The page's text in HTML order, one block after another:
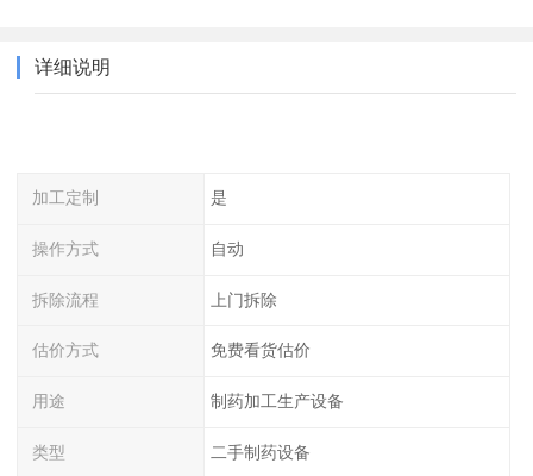
详细说明
加工定制 是
操作方式 自动
拆除流程 上门拆除
估价方式 免费看货估价
用途 制药加工生产设备
类型 二手制药设备